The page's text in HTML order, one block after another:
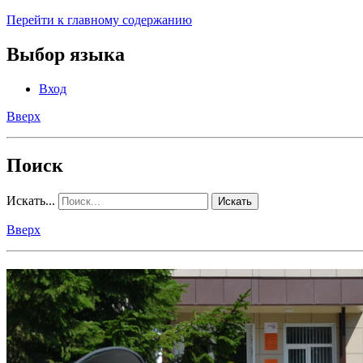
Перейти к главному содержанию
Выбор языка
Вход
Вверх
Поиск
Искать... Искать
Вверх